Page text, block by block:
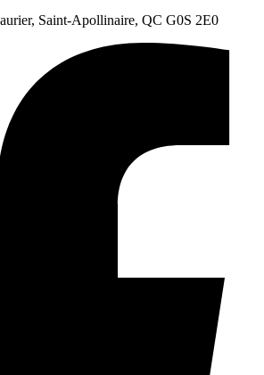
Saint-Apollinaire, QC G0S 2E0